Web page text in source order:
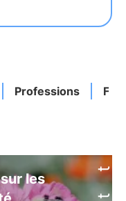
Professions
les